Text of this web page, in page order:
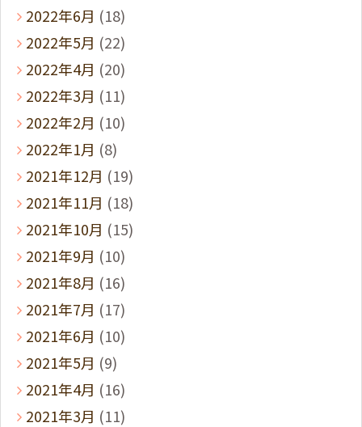
2022年6月 (18)
2022年5月 (22)
2022年4月 (20)
2022年3月 (11)
2022年2月 (10)
2022年1月 (8)
2021年12月 (19)
2021年11月 (18)
2021年10月 (15)
2021年9月 (10)
2021年8月 (16)
2021年7月 (17)
2021年6月 (10)
2021年5月 (9)
2021年4月 (16)
2021年3月 (11)